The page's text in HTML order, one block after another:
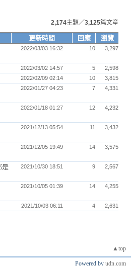
2,174主題／3,125篇文章
更新時間 回應
瀏覽
2022/03/03 16:32 10 3,297
2022/03/02 14:57 5 2,598
2022/02/09 02:14 10 3,815
2022/01/27 04:23 7 4,331
2022/01/18 01:27 12 4,232
2021/12/13 05:54 11 3,432
2021/12/05 19:49 14 3,575
是
2021/10/30 18:51 9 2,567
2021/10/05 01:39 14 4,255
2021/10/03 06:11 4 2,631
▲top
Powered by udn.com